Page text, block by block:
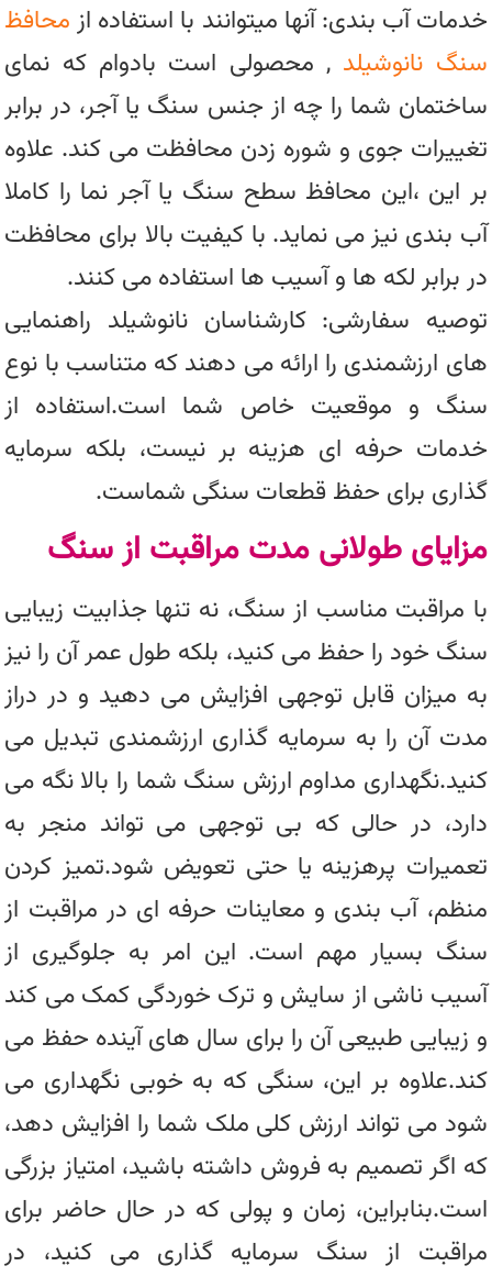
خدمات آب بندی: آنها میتوانند با استفاده از محافظ
سنگ نانوشیلد , محصولی است بادوام که نمای
ساختمان شما را چه از جنس سنگ یا آجر، در برابر
تغییرات جوی و شوره زدن محافظت می کند. علاوه
بر این ،این محافظ سطح سنگ یا آجر نما را کاملا
آب بندی نیز می نماید. با کیفیت بالا برای محافظت
در برابر لکه ها و آسیب ها استفاده می کنند.
توصیه سفارشی: کارشناسان نانوشیلد راهنمایی
های ارزشمندی را ارائه می دهند که متناسب با نوع
سنگ و موقعیت خاص شما است.استفاده از
خدمات حرفه ای هزینه بر نیست، بلکه سرمایه
گذاری برای حفظ قطعات سنگی شماست.
مزایای طولانی مدت مراقبت از سنگ
با مراقبت مناسب از سنگ، نه تنها جذابیت زیبایی
سنگ خود را حفظ می کنید، بلکه طول عمر آن را نیز
به میزان قابل توجهی افزایش می دهید و در دراز
مدت آن را به سرمایه گذاری ارزشمندی تبدیل می
کنید.نگهداری مداوم ارزش سنگ شما را بالا نگه می
دارد، در حالی که بی توجهی می تواند منجر به
تعمیرات پرهزینه یا حتی تعویض شود.تمیز کردن
منظم، آب بندی و معاینات حرفه ای در مراقبت از
سنگ بسیار مهم است. این امر به جلوگیری از
آسیب ناشی از سایش و ترک خوردگی کمک می کند
و زیبایی طبیعی آن را برای سال های آینده حفظ می
کند.علاوه بر این، سنگی که به خوبی نگهداری می
شود می تواند ارزش کلی ملک شما را افزایش دهد،
که اگر تصمیم به فروش داشته باشید، امتیاز بزرگی
است.بنابراین، زمان و پولی که در حال حاضر برای
مراقبت از سنگ سرمایه گذاری می کنید، در